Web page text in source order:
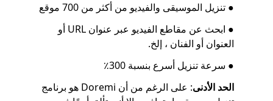
● تنزيل الموسيقى والفيديو من أكثر من 700 موقع
● ابحث عن مقاطع الفيديو عبر عنوان URL أو
العنوان أو الفنان ، إلخ.
● سرعة تنزيل أسرع بنسبة 300٪
الحد الأدنى
: على الرغم من أن Doremi هو برنامج